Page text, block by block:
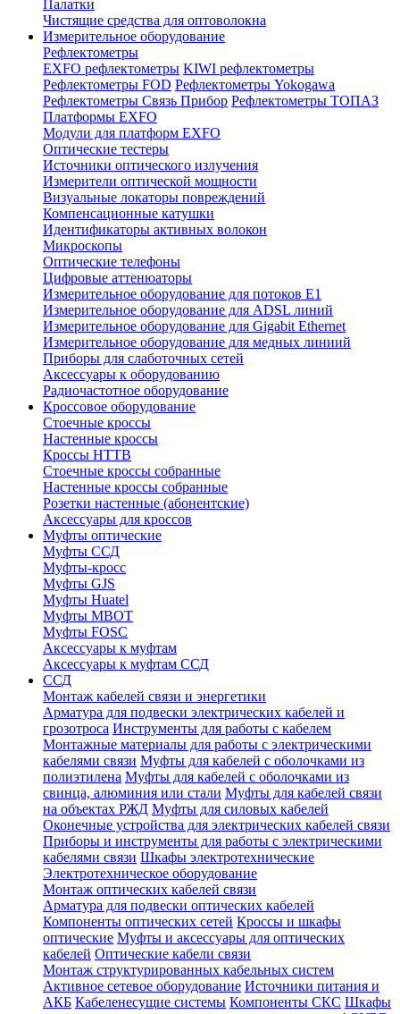
Палатки
Чистящие средства для оптоволокна
Измерительное оборудование
Рефлектометры
EXFO рефлектометры KIWI рефлектометры
Рефлектометры FOD Рефлектометры Yokogawa
Рефлектометры Связь Прибор Рефлектометры ТОПАЗ
Платформы EXFO
Модули для платформ EXFO
Оптические тестеры
Источники оптического излучения
Измерители оптической мощности
Визуальные локаторы повреждений
Компенсационные катушки
Идентификаторы активных волокон
Микроскопы
Оптические телефоны
Цифровые аттенюаторы
Измерительное оборудование для потоков Е1
Измерительное оборудование для ADSL линий
Измерительное оборудование для Gigabit Ethernet
Измерительное оборудование для медных линиий
Приборы для слаботочных сетей
Аксессуары к оборудованию
Радиочастотное оборудование
Кроссовое оборудование
Стоечные кроссы
Настенные кроссы
Кроссы HTTB
Стоечные кроссы собранные
Настенные кроссы собранные
Розетки настенные (абонентские)
Аксессуары для кроссов
Муфты оптические
Муфты ССД
Муфты-кросс
Муфты GJS
Муфты Huatel
Муфты МВОТ
Муфты FOSC
Аксессуары к муфтам
Аксессуары к муфтам ССД
ССД
Монтаж кабелей связи и энергетики
Арматура для подвески электрических кабелей и
грозотроса Инструменты для работы с кабелем
Монтажные материалы для работы с электрическими
кабелями связи Муфты для кабелей с оболочками из
полиэтилена Муфты для кабелей с оболочками из
свинца, алюминия или стали Муфты для кабелей связи
на объектах РЖД Муфты для силовых кабелей
Оконечные устройства для электрических кабелей связи
Приборы и инструменты для работы с электрическими
кабелями связи Шкафы электротехнические
Электротехническое оборудование
Монтаж оптических кабелей связи
Арматура для подвески оптических кабелей
Компоненты оптических сетей Кроссы и шкафы
оптические Муфты и аксессуары для оптических
кабелей Оптические кабели связи
Монтаж структурированных кабельных систем
Активное сетевое оборудование Источники питания и
АКБ Кабеленесущие системы Компоненты СКС Шкафы